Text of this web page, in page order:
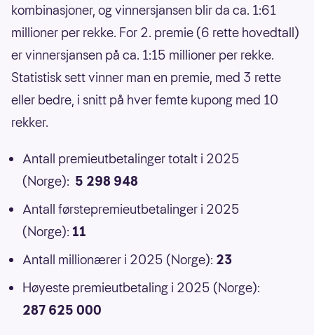
kombinasjoner, og vinnersjansen blir da ca. 1:61
millioner per rekke. For 2. premie (6 rette hovedtall)
er vinnersjansen på ca. 1:15 millioner per rekke.
Statistisk sett vinner man en premie, med 3 rette
eller bedre, i snitt på hver femte kupong med 10
rekker.
Antall premieutbetalinger totalt i 2025
(Norge): 5 298 948
Antall førstepremieutbetalinger i 2025
(Norge): 11
Antall millionærer i 2025 (Norge): 23
Høyeste premieutbetaling i 2025 (Norge):
287 625 000